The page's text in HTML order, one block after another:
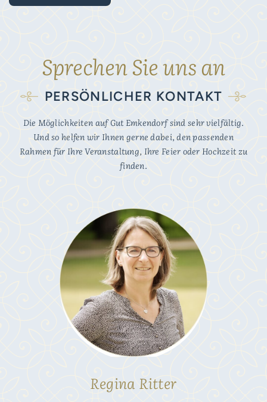
Sprechen Sie uns an
PERSÖNLICHER KONTAKT
Die Möglichkeiten auf Gut Emkendorf sind sehr vielfältig.
Und so helfen wir Ihnen gerne dabei, den passenden
Rahmen für Ihre Veranstaltung, Ihre Feier oder Hochzeit zu
finden.
Regina Ritter